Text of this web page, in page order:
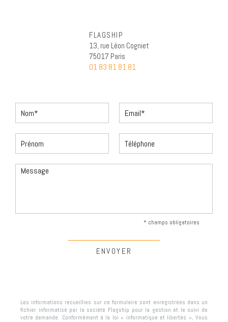
FLAGSHIP
13, rue Léon Cogniet
75017 Paris
01 83 81 81 81
* champs obligatoires
Les informations recueillies sur ce formulaire sont enregistrées dans un
fichier informatisé par la société Flagship pour la gestion et le suivi de
votre demande. Conformément à la loi « informatique et libertés », Vous